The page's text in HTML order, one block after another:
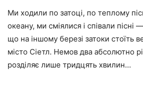
Ми ходили по затоці, по теплому
океану, ми сміялися і співали пісні
що на іншому березі затоки стоїть
місто Сіетл. Немов два абсолютно
розділяє лише тридцять хвилин…